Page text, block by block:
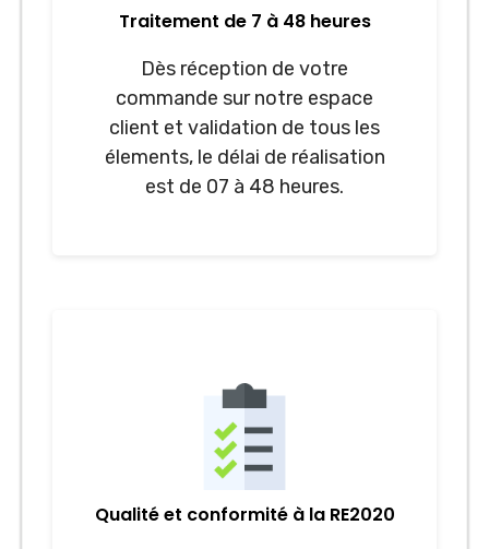
Traitement de 7 à 48 heures
Dès réception de votre
commande sur notre espace
client et validation de tous les
élements, le délai de réalisation
est de 07 à 48 heures.
Qualité et conformité à la RE2020